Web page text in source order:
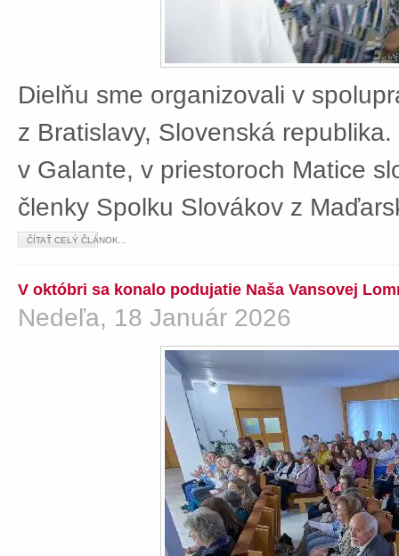
Dielňu sme organizovali v
z Bratislavy, Slovenská
v Galante, v priestoroch Matice
členky Spolku Slovákov z
ČÍTAŤ CELÝ ČLÁNOK...
V októbri sa konalo podujatie Naša Vansovej
Nedeľa, 18 Január 2026